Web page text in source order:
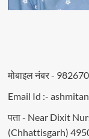
मोबाइल नंबर -
Email Id :-
पता - Near Dixit
(Chhattisgarh)